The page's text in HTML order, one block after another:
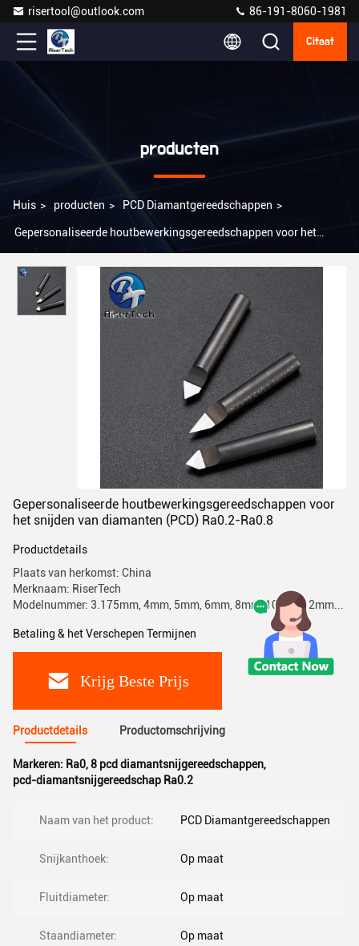
risertool@outlook.com 86-191-8060-1981
Citaat
producten
Huis > producten > PCD Diamantgereedschappen >
Gepersonaliseerde houtbewerkingsgereedschappen voor het
Gepersonaliseerde houtbewerkingsgereedschappen voor
het snijden van diamanten (PCD) Ra0.2-Ra0.8
Productdetails
Plaats van herkomst: China
Merknaam: RiserTech
Modelnummer: 3.175mm, 4mm, 5mm, 6mm, 8mm, 10mm, 12mm...
Betaling & het Verschepen Termijnen
Krijg Beste Prijs
Productdetails Productomschrijving
Markeren: Ra0,8 pcd diamantsnijgereedschappen,
pcd-diamantsnijgereedschap Ra0.2
Naam van het product: PCD Diamantgereedschappen
Snijkanthoek: Op maat
Fluitdiameter: Op maat
Staandiameter: Op maat